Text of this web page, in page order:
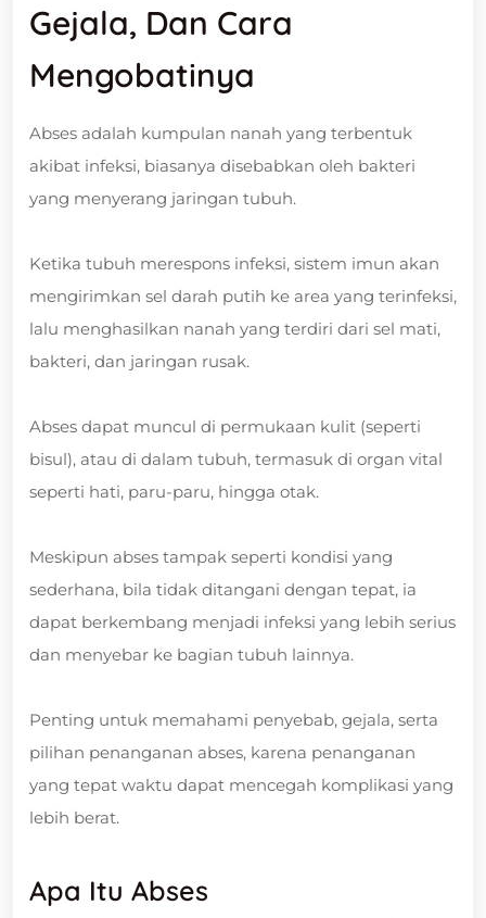
Gejala, Dan Cara
Mengobatinya
Abses adalah kumpulan nanah yang terbentuk
akibat infeksi, biasanya disebabkan oleh bakteri
yang menyerang jaringan tubuh.
Ketika tubuh merespons infeksi, sistem imun akan
mengirimkan sel darah putih ke area yang terinfeksi,
lalu menghasilkan nanah yang terdiri dari sel mati,
bakteri, dan jaringan rusak.
Abses dapat muncul di permukaan kulit (seperti
bisul), atau di dalam tubuh, termasuk di organ vital
seperti hati, paru-paru, hingga otak.
Meskipun abses tampak seperti kondisi yang
sederhana, bila tidak ditangani dengan tepat, ia
dapat berkembang menjadi infeksi yang lebih serius
dan menyebar ke bagian tubuh lainnya.
Penting untuk memahami penyebab, gejala, serta
pilihan penanganan abses, karena penanganan
yang tepat waktu dapat mencegah komplikasi yang
lebih berat.
Apa Itu Abses